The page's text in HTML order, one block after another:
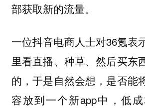
部获取新的流量。
一位抖音电商人士对36氪表
里看直播、种草、然后买东
的，于是自然会想，是否能
容放到一个新app中，低